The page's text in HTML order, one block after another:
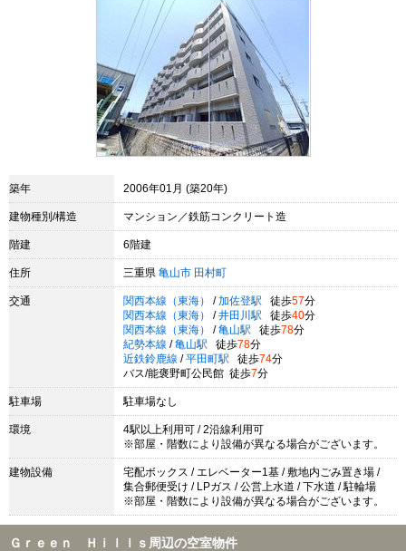
築年 2006年01月 (築20年)
建物種別/構造 マンション／鉄筋コンクリート造
階建 6階建
住所 三重県 亀山市 田村町
交通 関西本線（東海） / 加佐登駅 徒歩57分
関西本線（東海）
/ 井田川駅 徒歩40分
関西本線（東海）
/ 亀山駅 徒歩78分
紀勢本線 / 亀山駅 徒歩78分
近鉄鈴鹿線 / 平田町駅 徒歩74分
バス/能褒野町公民館 徒歩7分
駐車場 駐車場なし
環境
4駅以上利用可 / 2沿線利用可
※部屋・階数により設備が異なる場合がございます。
建物設備
宅配ボックス / エレベーター1基 / 敷地内ごみ置き場 /
集合郵便受け / LPガス / 公営上水道 / 下水道 / 駐輪場
※部屋・階数により設備が異なる場合がございます。
Ｇｒｅｅｎ Ｈｉｌｌｓ周辺の空室物件